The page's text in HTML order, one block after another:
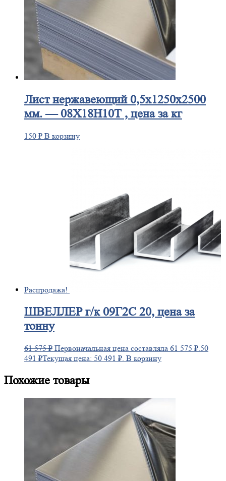
Листнержавеющий 0,5x1250x2500
мм. — 08Х18Н10Т , цена за кг
150 ₽ В корзину
Распродажа!
ШВЕЛЛЕРг/к 09Г2С 20, цена за
тонну
61 575₽ Первоначальная цена составляла 61 575 ₽. 50
491 ₽Текущая цена: 50 491 ₽. В корзину
Похожие товары